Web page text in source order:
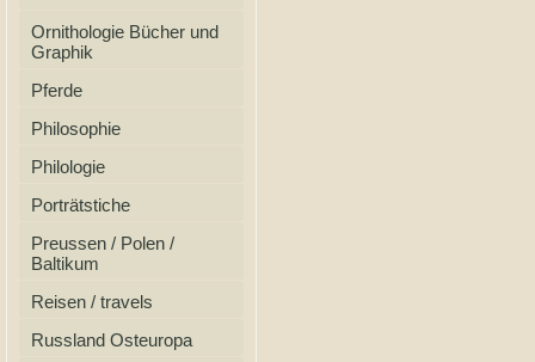
Ornithologie Bücher und
Graphik
Pferde
Philosophie
Philologie
Porträtstiche
Preussen / Polen /
Baltikum
Reisen / travels
Russland Osteuropa